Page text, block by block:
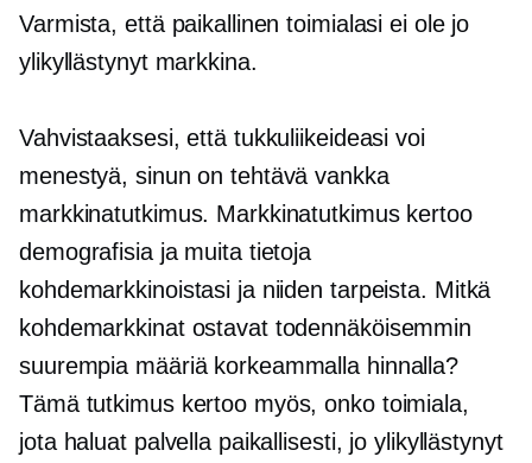
Varmista, että paikallinen toimialasi ei ole jo
ylikyllästynyt markkina.
Vahvistaaksesi, että tukkuliikeideasi voi
menestyä, sinun on tehtävä vankka
markkinatutkimus. Markkinatutkimus kertoo
demografisia ja muita tietoja
kohdemarkkinoistasi ja niiden tarpeista. Mitkä
kohdemarkkinat ostavat todennäköisemmin
suurempia määriä korkeammalla hinnalla?
Tämä tutkimus kertoo myös, onko toimiala,
jota haluat palvella paikallisesti, jo ylikyllästynyt